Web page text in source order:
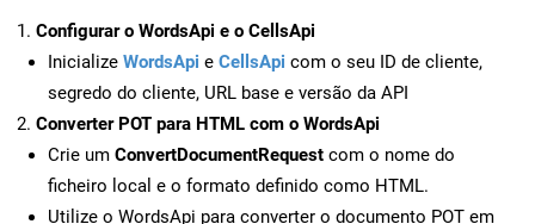
Configurar o WordsApi e o CellsApi
Inicialize WordsApi e CellsApi com o seu ID de cliente,
segredo do cliente, URL base e versão da API
Converter POT para HTML com o WordsApi
Crie um ConvertDocumentRequest com o nome do
ficheiro local e o formato definido como HTML.
Utilize o WordsApi para converter o documento POT em